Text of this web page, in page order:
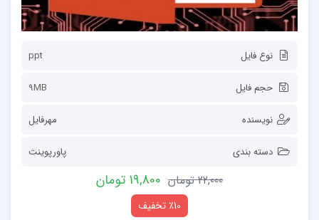
نوع فایل ppt
حجم فایل 9MB
نویسنده مهرفایل
دسته بندی پاورپوینت
22,000 تومان 19,800 تومان
٪10 تخفیف